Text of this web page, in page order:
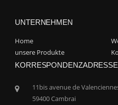
UNTERNEHMEN
Home
unsere Produkte
KORRESPONDENZADRESSE
11bis avenue de
59400 Cambrai